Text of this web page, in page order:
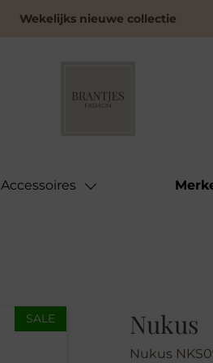
Wekelijks nieuwe collectie
Accessoires
SALE Nukus
Nukus